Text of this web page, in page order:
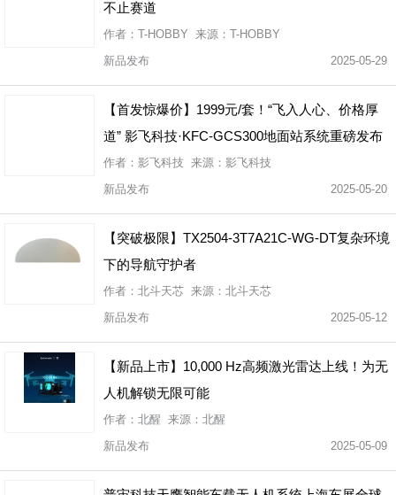
不止赛道
作者：T-HOBBY 来源：T-HOBBY
新品发布
2025-05-29
【首发惊爆价】1999元/套！“飞入人心、价格厚
道” 影飞科技·KFC-GCS300地面站系统重磅发布
作者：影飞科技 来源：影飞科技
新品发布
2025-05-20
【突破极限】TX2504-3T7A21C-WG-DT复杂环境
下的导航守护者
作者：北斗天芯 来源：北斗天芯
新品发布
2025-05-12
【新品上市】10,000 Hz高频激光雷达上线！为无
人机解锁无限可能
作者：北醒 来源：北醒
新品发布
2025-05-09